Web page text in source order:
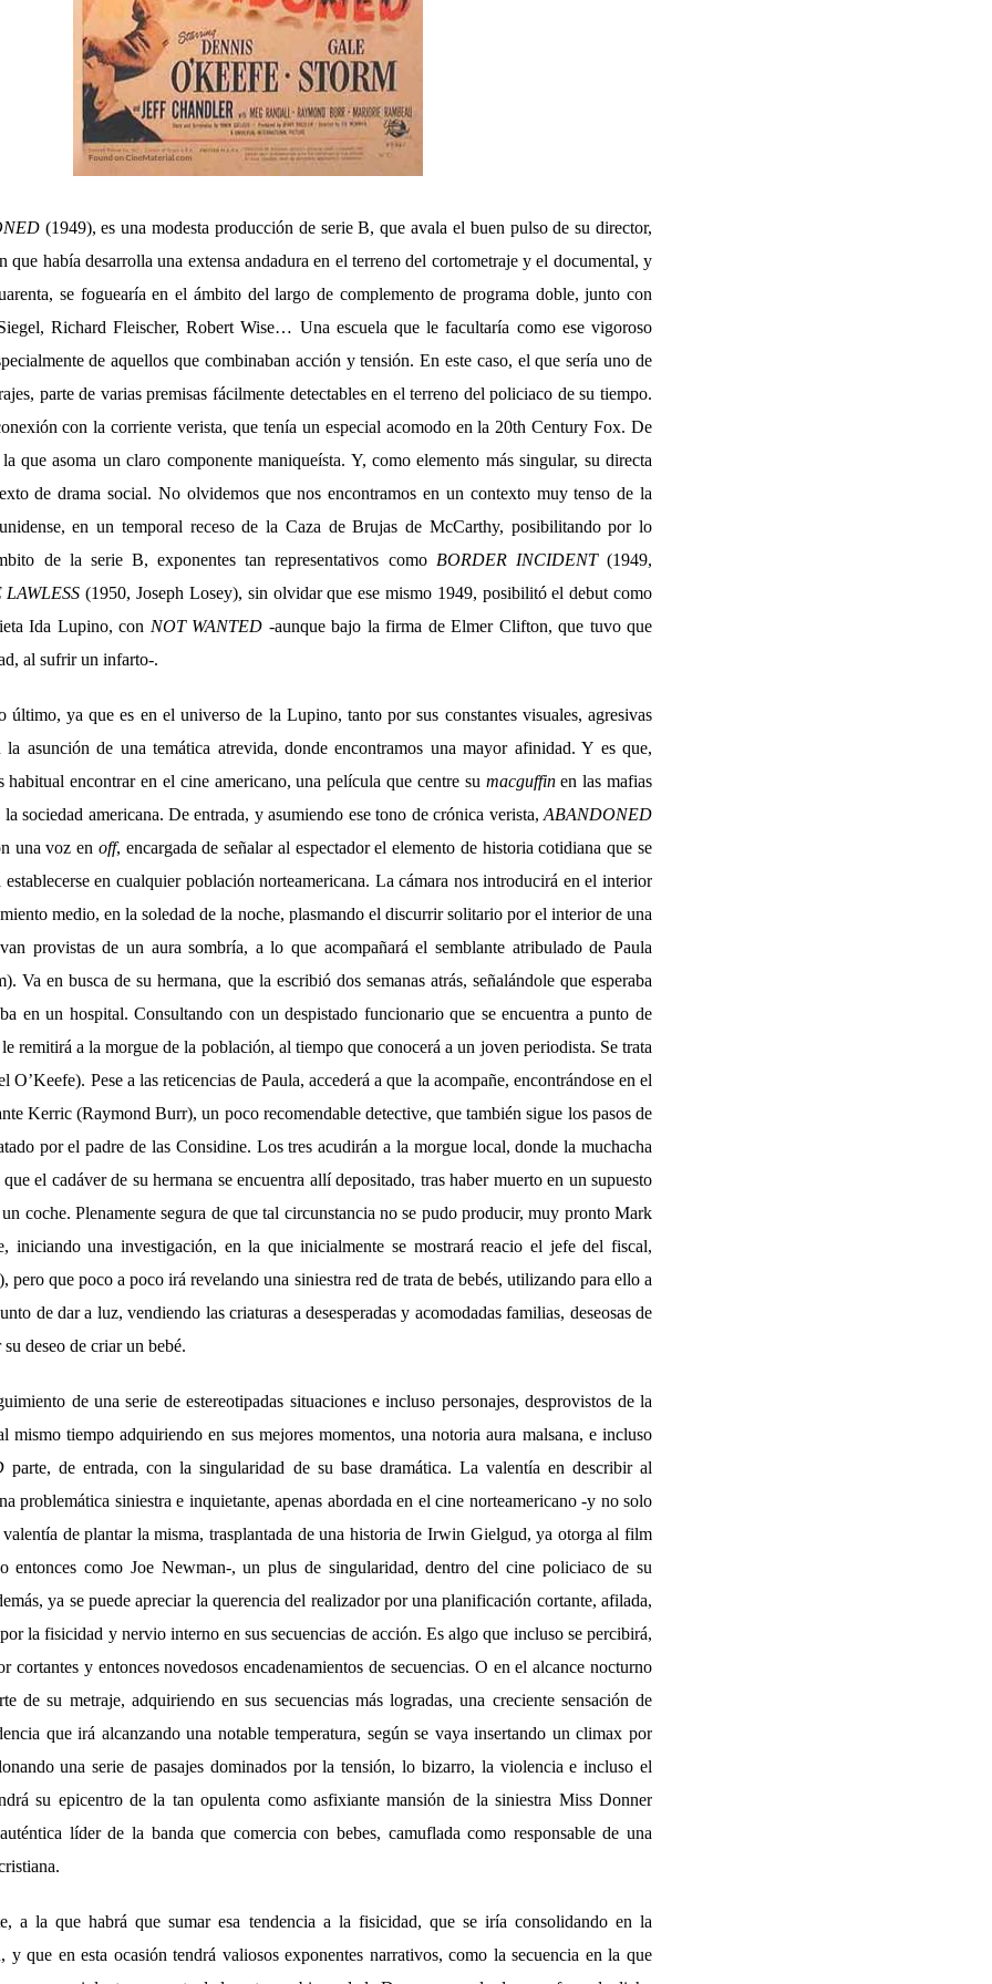
(1949), es una modesta producción de serie B, que avala el buen pulso de su director,
que había desarrolla una extensa andadura en el terreno del cortometraje y el documental, y
se foguearía en el ámbito del largo de complemento de programa doble, junto con
Richard Fleischer, Robert Wise… Una escuela que le facultaría como ese vigoroso
de aquellos que combinaban acción y tensión. En este caso, el que sería uno de
parte de varias premisas fácilmente detectables en el terreno del policiaco de su tiempo.
con la corriente verista, que tenía un especial acomodo en la 20th Century Fox. De
que asoma un claro componente maniqueísta. Y, como elemento más singular, su directa
de drama social. No olvidemos que nos encontramos en un contexto muy tenso de la
en un temporal receso de la Caza de Brujas de McCarthy, posibilitando por lo
de la serie B, exponentes tan representativos como BORDER INCIDENT(1949,
LAWLESS (1950, Joseph Losey), sin olvidar que ese mismo 1949, posibilitó el debut como
Ida Lupino, con NOT WANTED -aunque bajo la firma de Elmer Clifton, que tuvo que
al sufrir un infarto-.
último, ya que es en el universo de la Lupino, tanto por sus constantes visuales, agresivas
la asunción de una temática atrevida, donde encontramos una mayor afinidad. Y es que,
habitual encontrar en el cine americano, una película que centre su macguffinen las mafias
la sociedad americana. De entrada, y asumiendo ese tono de crónica verista, ABANDONED
una voz en off, encargada de señalar al espectador el elemento de historia cotidiana que se
en cualquier población norteamericana. La cámara nos introducirá en el interior
medio, en la soledad de la noche, plasmando el discurrir solitario por el interior de una
provistas de un aura sombría, a lo que acompañará el semblante atribulado de Paula
Va en busca de su hermana, que la escribió dos semanas atrás, señalándole que esperaba
en un hospital. Consultando con un despistado funcionario que se encuentra a punto de
remitirá a la morgue de la población, al tiempo que conocerá a un joven periodista. Se trata
Pese a las reticencias de Paula, accederá a que la acompañe, encontrándose en el
Kerric (Raymond Burr), un poco recomendable detective, que también sigue los pasos de
por el padre de las Considine. Los tres acudirán a la morgue local, donde la muchacha
el cadáver de su hermana se encuentra allí depositado, tras haber muerto en un supuesto
coche. Plenamente segura de que tal circunstancia no se pudo producir, muy pronto Mark
iniciando una investigación, en la que inicialmente se mostrará reacio el jefe del fiscal,
pero que poco a poco irá revelando una siniestra red de trata de bebés, utilizando para ello a
de dar a luz, vendiendo las criaturas a desesperadas y acomodadas familias, deseosas de
deseo de criar un bebé.
de una serie de estereotipadas situaciones e incluso personajes, desprovistos de la
mismo tiempo adquiriendo en sus mejores momentos, una notoria aura malsana, e incluso
parte, de entrada, con la singularidad de su base dramática. La valentía en describir al
problemática siniestra e inquietante, apenas abordada en el cine norteamericano -y no solo
de plantar la misma, trasplantada de una historia de Irwin Gielgud, ya otorga al film
entonces como Joe Newman-, un plus de singularidad, dentro del cine policiaco de su
ya se puede apreciar la querencia del realizador por una planificación cortante, afilada,
la fisicidad y nervio interno en sus secuencias de acción. Es algo que incluso se percibirá,
cortantes y entonces novedosos encadenamientos de secuencias. O en el alcance nocturno
de su metraje, adquiriendo en sus secuencias más logradas, una creciente sensación de
que irá alcanzando una notable temperatura, según se vaya insertando un climax por
una serie de pasajes dominados por la tensión, lo bizarro, la violencia e incluso el
su epicentro de la tan opulenta como asfixiante mansión de la siniestra Miss Donner
líder de la banda que comercia con bebes, camuflada como responsable de una
a la que habrá que sumar esa tendencia a la fisicidad, que se iría consolidando en la
y que en esta ocasión tendrá valiosos exponentes narrativos, como la secuencia en la que